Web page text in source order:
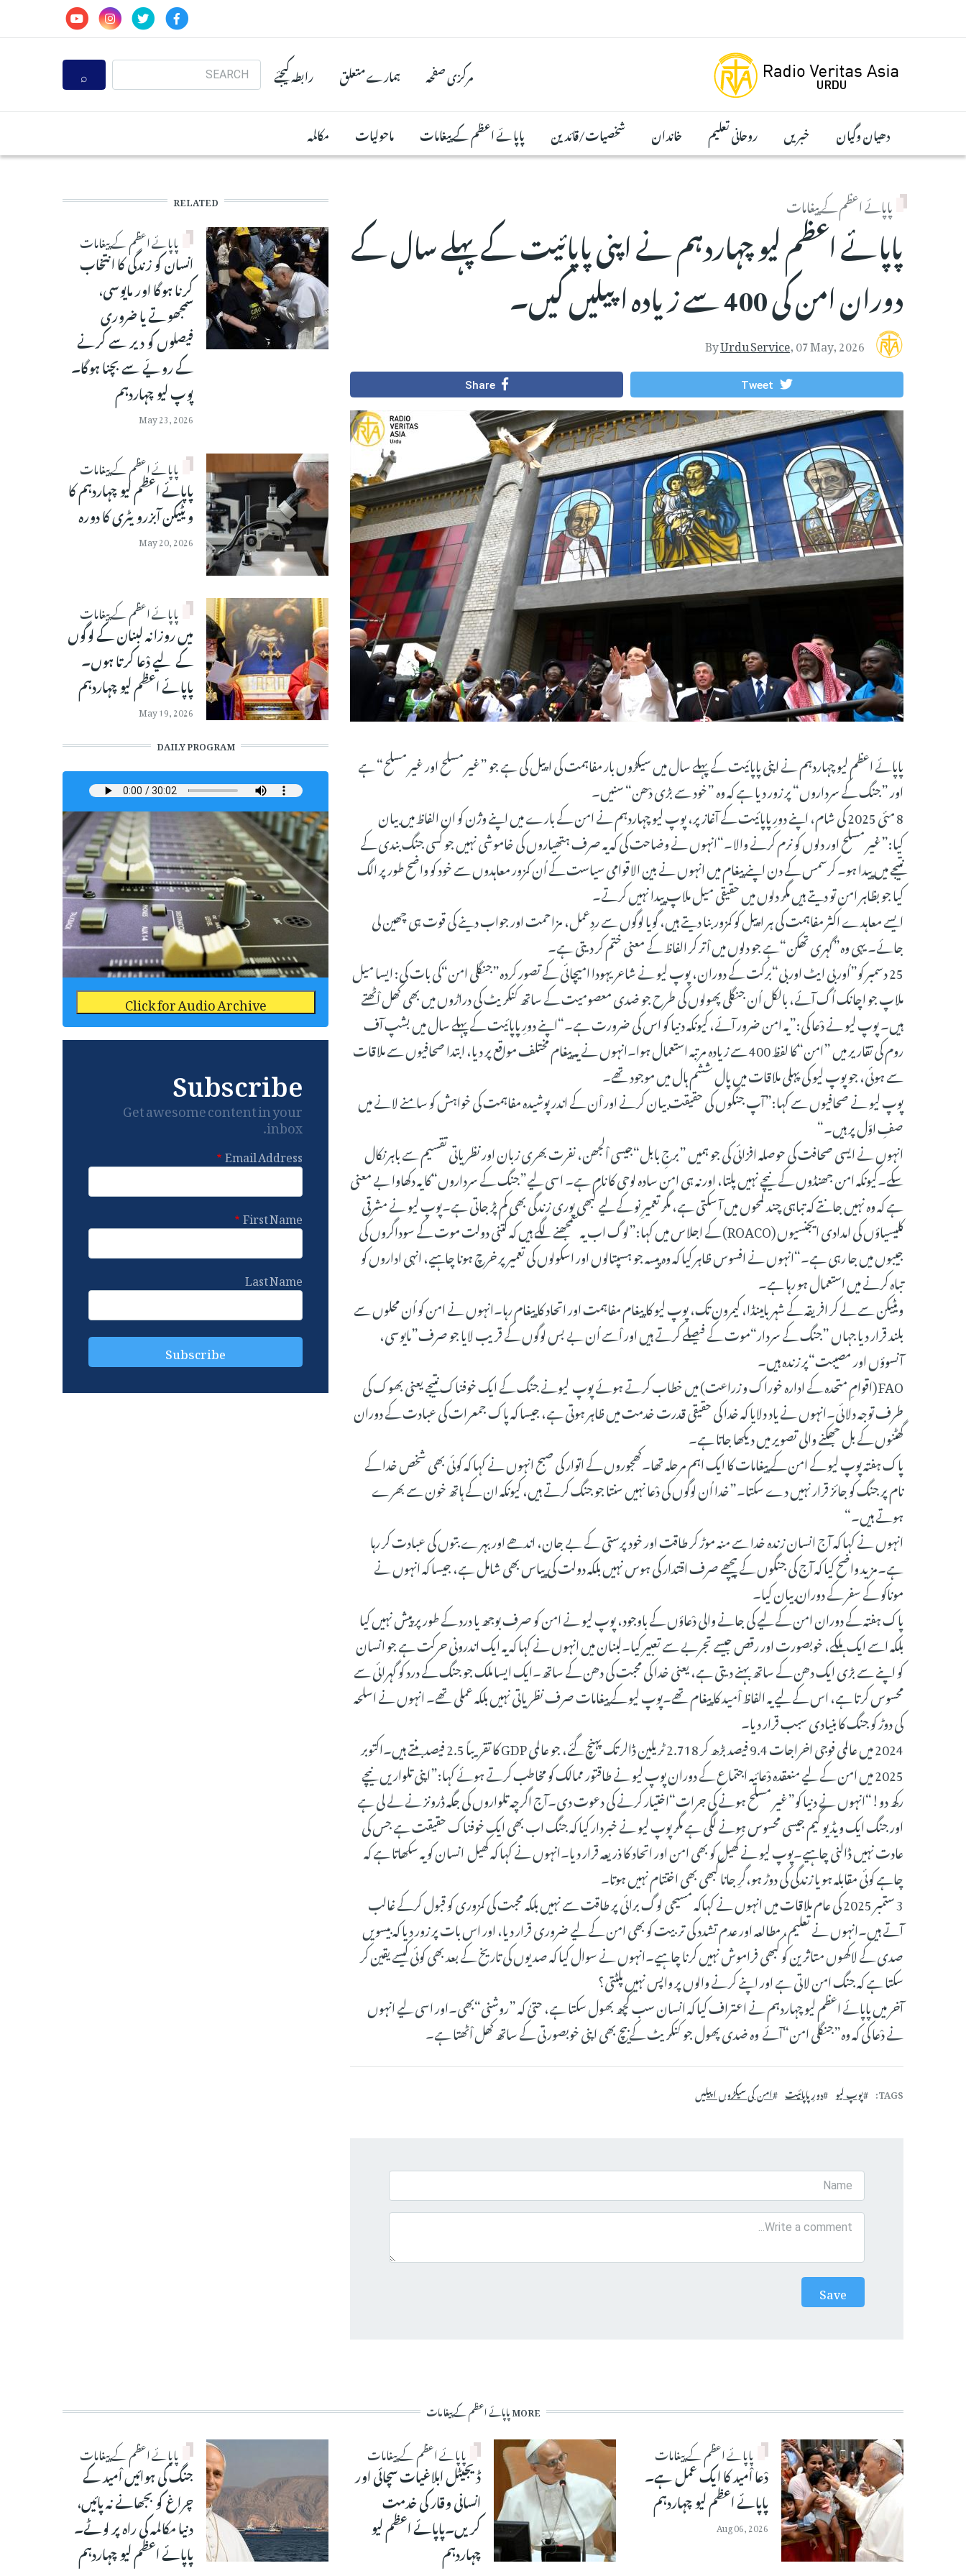
مرکزی صفحہ ہمارے متعلق رابطہ کیجئے
Search
دھیان وگیان خبریں روحانی تعلیم خاندان شخصیات/قائدین پاپائے اعظم کے پیغامات ماحولیات مکالمہ
پاپائے اعظم کے پیغامات
پاپائے اعظم لیو چہاردہم نے اپنی پاپائیت کے پہلے سال کے
دوران امن کی 400 سے زیادہ اپیلیں کیں۔
ByUrdu Service,07 May, 2026
Tweet
Share
پاپائے اعظم لیو چہاردہم نے اپنی پاپائیت کے پہلے سال میں سیکڑوں بار مفاہمت کی اپیل کی ہے جو ”غیر مسلح اور غیر مسلح“ ہے
اور ”جنگ کے سرداروں“ پر زور دیا ہے کہ وہ ”خود سے بڑی دْھن“ سنیں۔
8 مئی 2025 کی شام، اپنے دورِ پاپائیت کے آغاز پر، پوپ لیو چہاردہم نے امن کے بارے میں اپنے وژن کو ان الفاظ میں بیان
کیا:”غیر مسلح اور دلوں کو نرم کرنے والا۔“انہوں نے وضاحت کی کہ یہ صرف ہتھیاروں کی خاموشی نہیں جو کسی جنگ بندی کے
نتیجے میں پیدا ہو۔ کرسمس کے دن اپنے پیغام میں انہوں نے بین الاقوامی سیاست کے اُن کمزور معاہدوں سے خود کو واضح طور پر الگ
کیا جو بظاہر امن تو دیتے ہیں مگر دلوں میں حقیقی میل ملاپ پیدا نہیں کرتے۔
ایسے معاہدے اکثر مفاہمت کی ہر اپیل کو کمزور بنا دیتے ہیں، گویا لوگوں سے ردِعمل، مزاحمت اور جواب دینے کی قوت ہی چھین لی
جائے۔ یہی وہ”گہری تھکن“ہے جو دلوں میں اْتر کر الفاظ کے معنی ختم کر دیتی ہے۔
25 دسمبر کو”اُوربی ایٹ اوربی“برکت کے دوران، پوپ لیو نے شاعر یہودا امیچائی کے تصور کردہ”جنگلی امن“کی بات کی: ایسا میل
ملاپ جو اچانک اُگ آئے، بالکل اُن جنگلی پھولوں کی طرح جو ضدی معصومیت کے ساتھ کنکریٹ کی دراڑوں میں بھی کھل اْٹھتے
ہیں۔ پوپ لیو نے دْعا کی:”یہ امن ضرور آئے، کیونکہ دنیا کو اس کی ضرورت ہے۔“اپنے دورِ پاپائیت کے پہلے سال میں بشپ آف
روم کی تقاریر میں ”امن“کا لفظ 400 سے زیادہ مرتبہ استعمال ہوا۔انہوں نے یہ پیغام مختلف مواقع پر دیا، ابتدا صحافیوں سے ملاقات
سے ہوئی، جو پوپ لیو کی پہلی ملاقات میں پال ششم ہال میں موجود تھے۔
پوپ لیو نے صحافیوں سے کہا:”آپ جنگوں کی حقیقت بیان کرنے اور اْن کے اندر پوشیدہ مفاہمت کی خواہش کو سامنے لانے میں
صفِ اوّل پر ہیں۔“
انہوں نے ایسی صحافت کی حوصلہ افزائی کی جو ہمیں ”برجِ بابل“جیسی اْلجھن، نفرت بھری زبان اور نظریاتی تقسیم سے باہر نکال
سکے۔کیونکہ امن جھنڈوں کے نیچے نہیں پلتا، اور نہ ہی امن سادہ لوحی کا نام ہے۔ اسی لیے”جنگ کے سرداروں“کا یہ دکھاوا بے معنی
ہے کہ وہ نہیں جانتے کہ تباہی چند لمحوں میں آ سکتی ہے، مگر تعمیرِ نو کے لیے کبھی پوری زندگی بھی کم پڑ جاتی ہے۔پوپ لیو نے مشرقی
کلیسیاؤں کی امدادی ایجنسیوں (ROACO) کے اجلاس میں کہا:”لوگ اب یہ سمجھنے لگے ہیں کہ کتنی دولت موت کے سوداگروں کی
جیبوں میں جا رہی ہے۔“انہوں نے افسوس ظاہر کیا کہ وہ پیسہ جو ہسپتالوں اور اسکولوں کی تعمیر پر خرچ ہونا چاہیے، انہی اداروں کو
تباہ کرنے میں استعمال ہو رہا ہے۔
ویٹیکن سے لے کر افریقہ کے شہر بامینڈا، کیمرون تک، پوپ لیو کا پیغام مفاہمت اور اتحاد کا پیغام رہا۔انہوں نے امن کو اُن محلوں سے
بلند قرار دیا جہاں ”جنگ کے سردار“موت کے فیصلے کرتے ہیں اور اْسے اُن بے بس لوگوں کے قریب لایا جو صرف”مایوسی،
آنسوؤں اور مصیبت“پر زندہ ہیں۔
FAO (اقوامِ متحدہ کے ادارہ خوراک و زراعت) میں خطاب کرتے ہوئے پوپ لیونے جنگ کے ایک خوفناک نتیجے یعنی بھوک کی
طرف توجہ دلائی۔انہوں نے یاد دلایا کہ خدا کی حقیقی قدرت خدمت میں ظاہر ہوتی ہے، جیسا کہ پاک جمعرات کی عبادت کے دوران
گھٹنوں کے بل جھکنے والی تصویر میں دیکھا جاتا ہے۔
پاک ہفتہ پوپ لیو کے امن کے پیغامات کا ایک اہم مرحلہ تھا۔کھجوروں کے اتوار کی صبح انہوں نے کہا کہ کوئی بھی شخص خدا کے
نام پر جنگ کو جائز قرار نہیں دے سکتا۔”خدا اُن لوگوں کی دْعا نہیں سنتا جو جنگ کرتے ہیں، کیونکہ ان کے ہاتھ خون سے بھرے
ہوتے ہیں۔“
انہوں نے کہا کہ آج انسان زندہ خدا سے منہ موڑ کر طاقت اور خود پرستی کے بے جان، اندھے اور بہرے بتوں کی عبادت کر رہا
ہے۔مزید واضح کیا کہ آج کی جنگوں کے پیچھے صرف اقتدار کی ہوس نہیں بلکہ دولت کی پیاس بھی شامل ہے، جیسا کہ انہوں نے
موناکو کے سفر کے دوران بیان کیا۔
پاک ہفتہ کے دوران امن کے لیے کی جانے والی دْعاؤں کے باوجود، پوپ لیو نے امن کو صرف بوجھ یا درد کے طور پر پیش نہیں کیا
بلکہ اسے ایک ہلکے، خوبصورت اور رقص جیسے تجربے سے تعبیر کیا۔لبنان میں انہوں نے کہا کہ یہ ایک اندرونی حرکت ہے جو انسان
کو اپنے سے بڑی ایک دھن کے ساتھ بہنے دیتی ہے، یعنی خدا کی محبت کی دھن کے ساتھ۔ایک ایسا ملک جو جنگ کے درد کو گہرائی سے
محسوس کرتا ہے، اس کے لیے یہ الفاظ اْمید کا پیغام تھے۔پوپ لیو کے پیغامات صرف نظریاتی نہیں بلکہ عملی تھے۔ انہوں نے اسلحہ
کی دوڑ کو جنگ کا بنیادی سبب قرار دیا۔
2024 میں عالمی فوجی اخراجات 9.4 فیصد بڑھ کر 2.718 ٹریلین ڈالر تک پہنچ گئے، جو عالمی GDP کا تقریباً 2.5 فیصد بنتے ہیں۔اکتوبر
2025 میں امن کے لیے منعقدہ دْعائیہ اجتماع کے دوران پوپ لیو نے طاقتور ممالک کو مخاطب کرتے ہوئے کہا:”اپنی تلواریں نیچے
رکھ دو!“انہوں نے دنیا کو”غیر مسلح ہونے کی جرات“اختیار کرنے کی دعوت دی۔آج اگرچہ تلواروں کی جگہ ڈرونز نے لے لی ہے
اور جنگ ایک ویڈیو گیم جیسی محسوس ہونے لگی ہے مگر پوپ لیو نے خبردار کیا کہ جنگ اب بھی ایک خوفناک حقیقت ہے جس کی
عادت نہیں ڈالنی چاہیے۔پوپ لیو نے کھیل کو بھی امن اور اتحاد کا ذریعہ قرار دیا۔انہوں نے کہا کہ کھیل انسان کو یہ سکھاتا ہے کہ
چاہے کوئی مقابلہ ہو یا زندگی کی دوڑ ہو،گرِ جانا کبھی بھی اختتام نہیں ہوتا۔
3 ستمبر 2025 کی عام ملاقات میں انہوں نے کہاکہ مسیحی لوگ برائی پر طاقت سے نہیں بلکہ محبت کی کمزوری کو قبول کرکے غالب
آتے ہیں۔انہوں نے تعلیم، مطالعہ اور عدم تشدد کی تربیت کو بھی امن کے لیے ضروری قرار دیا، اور اس بات پر زور دیا کہ بیسویں
صدی کے لاکھوں متاثرین کو کبھی فراموش نہیں کرنا چاہیے۔انہوں نے سوال کیا کہ صدیوں کی تاریخ کے بعد بھی کوئی کیسے یقین کر
سکتا ہے کہ جنگ امن لاتی ہے اور اپنے کرنے والوں پر واپس نہیں پلٹتی؟
آخر میں پاپائے اعظم لیو چہاردہم نے اعتراف کیا کہ انسان سب کچھ بھول سکتا ہے، حتیٰ کہ ”روشنی“بھی۔اور اسی لیے انہوں
نے دْعا کی کہ وہ”جنگلی امن“آئے وہ ضدی پھول جو کنکریٹ کے بیچ بھی اپنی خوبصورتی کے ساتھ کھل اْٹھتا ہے۔
TAGS پوپ لیو دورِ پاپائیت امن کی سیکڑوں اپیلیں
RELATED
پاپائے اعظم کے پیغامات
انسان کو زندگی کا انتخاب
کرنا ہوگا اور مایوسی،
سمجھوتے یا ضروری
فیصلوں کو دیر سے کرنے
کے رویّے سے بچنا ہوگا۔
پوپ لیو چہاردہم
May 23, 2026
پاپائے اعظم کے پیغامات
پاپائے اعظم لیو چہاردہم کا
ویٹیکن آبزرویٹری کا دورہ
May 20, 2026
پاپائے اعظم کے پیغامات
میں روزانہ لبنان کے لوگوں
کے لیے دْعا کرتا ہوں۔
پاپائے اعظم لیو چہاردہم
May 19, 2026
DAILY PROGRAM
Click for Audio Archive
Subscribe
Get awesome content in your
inbox.
Email Address
First Name
Last Name
MORE پاپائے اعظم کے پیغامات
پاپائے اعظم کے پیغامات
دْعا اْمید کا ایک عمل ہے۔
پاپائے اعظم لیو چہاردہم
Aug 06, 2026
پاپائے اعظم کے پیغامات
ڈیجیٹل ابلاغیات سچائی اور
انسانی وقار کی خدمت
کریں۔پاپائے اعظم لیو
چہاردہم
پاپائے اعظم کے پیغامات
جنگ کی ہوائیں اْمید کے
چراغ کو بجھانے نہ پائیں،
دنیا مکالمہ کی راہ پر لوٹے۔
پاپائے اعظم لیو چہاردہم